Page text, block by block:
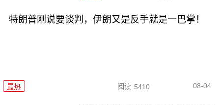
特朗普刚说要谈判，伊朗又是反手就是一巴掌！
最热 阅读 5410 08-04